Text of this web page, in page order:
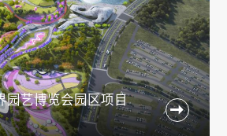
园艺博览会园区项目
